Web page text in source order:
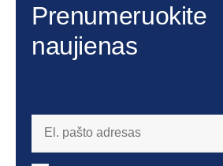
Prenumeruokite
naujienas